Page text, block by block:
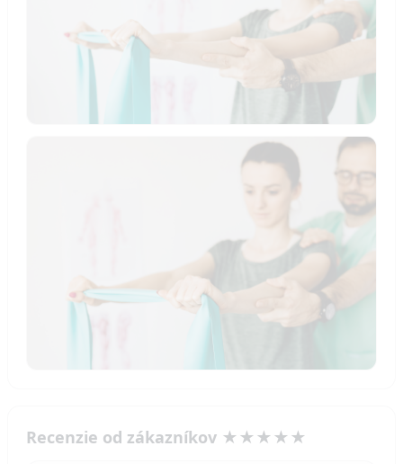
Recenzie od zákazníkov ★★★★★